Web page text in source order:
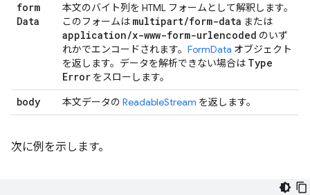
form
Data
本文のバイト列を HTML フォームとして解釈します。
このフォームは multipart/form-data または
application/x-www-form-urlencoded のいず
れかでエンコードされます。 FormData オブジェクト
を返します。データを解析できない場合は Type
Error をスローします。
body 本文データの ReadableStream を返します。
次に例を示します。